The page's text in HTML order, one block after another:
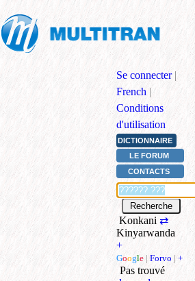
Se connecter |
French |
Conditions
d'utilisation
DICTIONNAIRE
LE FORUM
CONTACTS
Konkani ⇄
Kinyarwanda
+
Google | Forvo | +
Pas trouvé